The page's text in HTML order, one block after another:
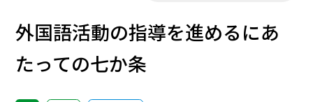
外国語活動の指導を進めるにあ
たっての七か条